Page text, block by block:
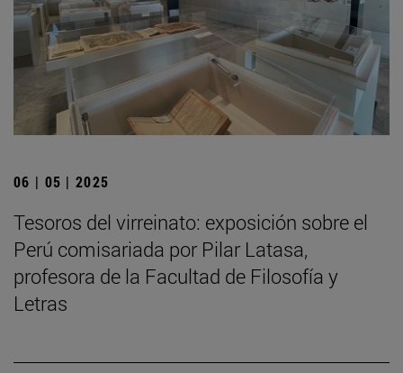
06 | 05 | 2025
Tesoros del virreinato: exposición sobre el
Perú comisariada por Pilar Latasa,
profesora de la Facultad de Filosofía y
Letras